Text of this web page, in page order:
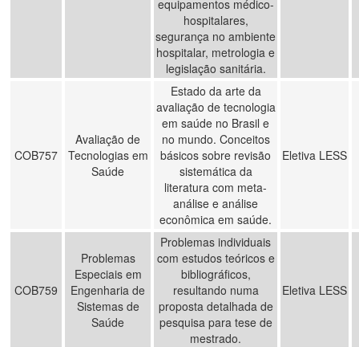
equipamentos médico-
hospitalares,
segurança no ambiente
hospitalar, metrologia e
legislação sanitária.
COB757
Avaliação de
Tecnologias em
Saúde
Estado da arte da
avaliação de tecnologia
em saúde no Brasil e
no mundo. Conceitos
básicos sobre revisão
sistemática da
literatura com meta-
análise e análise
econômica em saúde.
Eletiva LESS
COB759
Problemas
Especiais em
Engenharia de
Sistemas de
Saúde
Problemas individuais
com estudos teóricos e
bibliográficos,
resultando numa
proposta detalhada de
pesquisa para tese de
mestrado.
Eletiva LESS